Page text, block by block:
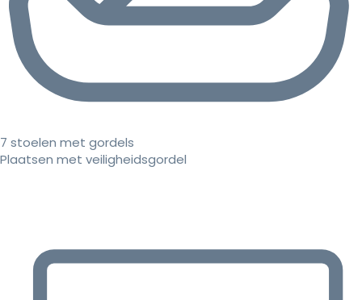
7 stoelen met gordels
Plaatsen met veiligheidsgordel